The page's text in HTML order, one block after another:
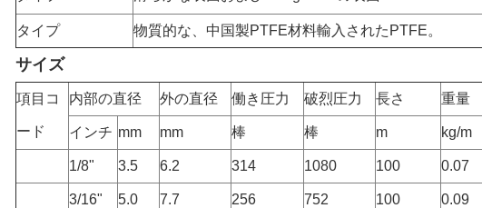
タイプ 物質的な、中国製PTFE材料輸入されたPTFE。
サイズ
項目コ
ード
内部の直径 外の直径 働き圧力 破烈圧力 長さ 重量
インチ mm mm 棒 棒 m kg/m
1/8" 3.5 6.2 314 1080 100 0.07
3/16" 5.0 7.7 256 752 100 0.09